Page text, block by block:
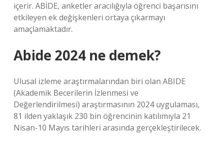
içerir. ABİDE, anketler aracılığıyla öğrenci başarısını
etkileyen ek değişkenleri ortaya çıkarmayı
amaçlamaktadır.
Abide 2024 ne demek?
Ulusal izleme araştırmalarından biri olan ABIDE
(Akademik Becerilerin İzlenmesi ve
Değerlendirilmesi) araştırmasının 2024 uygulaması,
81 ilden yaklaşık 230 bin öğrencinin katılımıyla 21
Nisan-10 Mayıs tarihleri ​​arasında gerçekleştirilecek.